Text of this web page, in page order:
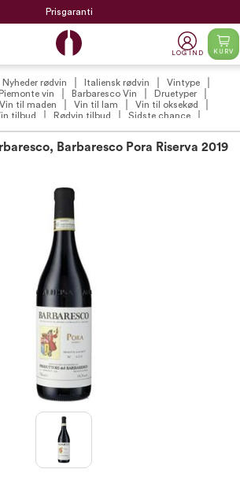
Prisgaranti
LOG IND KURV
Nyheder rødvin Italiensk rødvin
Vintype
Piemonte vin Barbaresco Vin
Druetyper
Vin til maden Vin til lam
Vin til oksekød
tilbud Rødvin tilbud
Sidste chance
Barbaresco Pora Riserva 2019